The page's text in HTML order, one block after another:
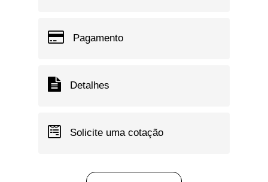
Pagamento
Detalhes
Solicite uma cotação